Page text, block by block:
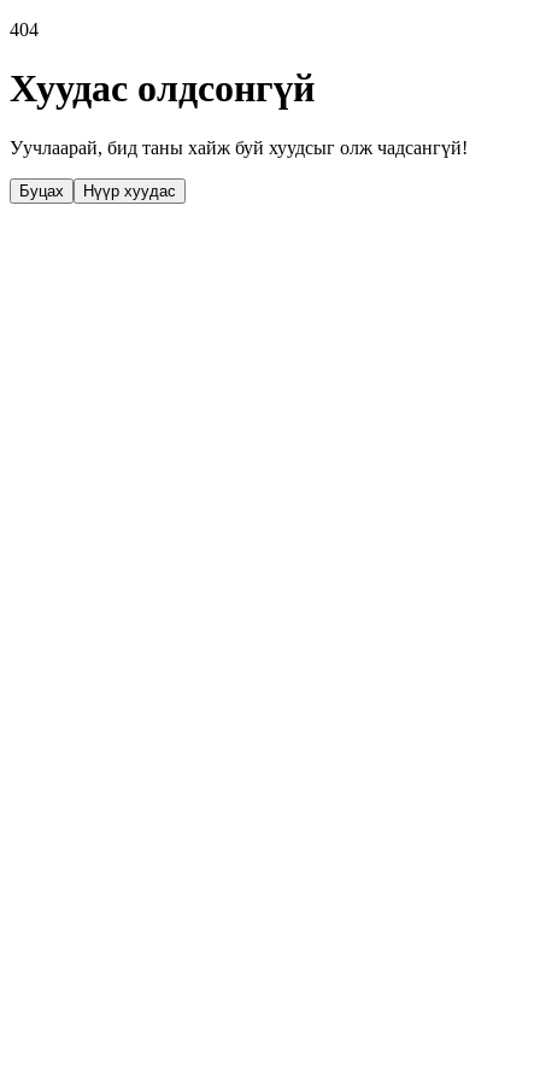
404
Хуудас олдсонгүй
Уучлаарай, бид таны хайж буй хуудсыг олж чадсангүй!
Буцах Нүүр хуудас